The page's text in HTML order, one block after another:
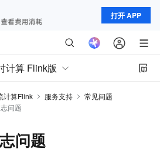
打开 APP
计算 Flink版
计算Flink 服务支持
常见问题
问题
问题